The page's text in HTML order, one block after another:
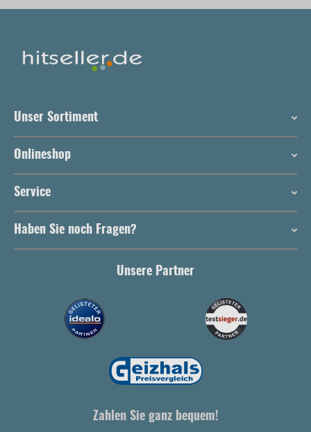
Unser Sortiment
Onlineshop
Service
Haben Sie noch Fragen?
Unsere Partner
Zahlen Sie ganz bequem!